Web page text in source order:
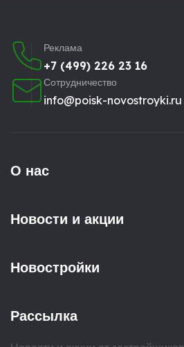
Реклама
+7 (499) 226 23 16
Сотрудничество
info@poisk-novostroyki.ru
О нас
Новости и акции
Новостройки
Рассылка